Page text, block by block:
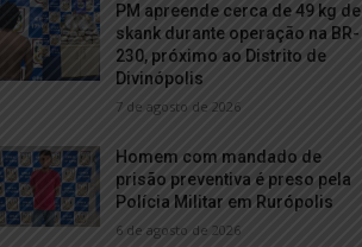
PM apreende cerca de 49 kg de
skank durante operação na BR-
230, próximo ao Distrito de
Divinópolis
7 de agosto de 2026
Homem com mandado de
prisão preventiva é preso pela
Polícia Militar em Rurópolis
6 de agosto de 2026